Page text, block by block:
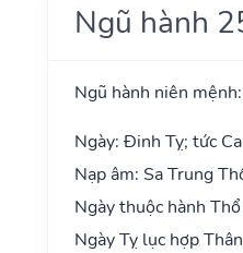
Ngũ hành
Ngũ hành niên
Ngày: Đinh Tỵ; tức
Nạp âm: Sa Trung
Ngày thuộc hành
Ngày Tỵ lục hợp